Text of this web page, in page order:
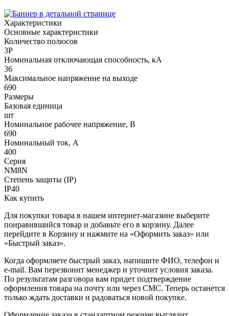
Характеристики
Основные характеристики
Количество полюсов
3P
Номинальная отключающая способность, кА
36
Максимальное напряжение на выходе
690
Размеры
Базовая единица
шт
Номинальное рабочее напряжение, В
690
Номинальный ток, А
400
Серия
NM8N
Степень защиты (IP)
IP40
Как купить
Для покупки товара в нашем интернет-магазине выберите
понравившийся товар и добавьте его в корзину. Далее
перейдите в Корзину и нажмите на «Оформить заказ» или
«Быстрый заказ».
Когда оформляете быстрый заказ, напишите ФИО, телефон и
e-mail. Вам перезвонит менеджер и уточнит условия заказа.
По результатам разговора вам придет подтверждение
оформления товара на почту или через СМС. Теперь останется
только ждать доставки и радоваться новой покупке.